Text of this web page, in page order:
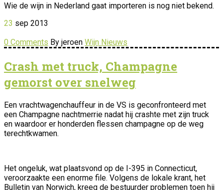
Wie de wijn in Nederland gaat importeren is nog niet bekend.
23 sep 2013
0 Comments By jeroen Wijn Nieuws
Crash met truck, Champagne
gemorst over snelweg
Een vrachtwagenchauffeur in de VS is geconfronteerd met
een Champagne nachtmerrie nadat hij crashte met zijn truck
en waardoor er honderden flessen champagne op de weg
terechtkwamen.
Het ongeluk, wat plaatsvond op de I-395 in Connecticut,
veroorzaakte een enorme file. Volgens de lokale krant, het
Bulletin van Norwich, kreeg de bestuurder problemen toen hij